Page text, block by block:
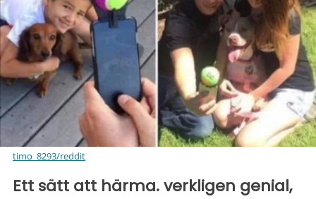
timo_8293/reddit
Ett sätt att härma. verkligen genial,